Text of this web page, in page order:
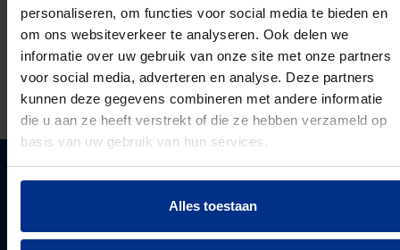
personaliseren, om functies voor social media te bieden en
om ons websiteverkeer te analyseren. Ook delen we
informatie over uw gebruik van onze site met onze partners
voor social media, adverteren en analyse. Deze partners
kunnen deze gegevens combineren met andere informatie
die u aan ze heeft verstrekt of die ze hebben verzameld op
basis van uw gebruik van hun services.
Alles toestaan
PRODUCTSPECIFICATIES
DOWNLOAD
Pipelife is één van de grootste producenten van
kunststof leidingsystemen in Europa. Sinds 1947
PIPELIFE